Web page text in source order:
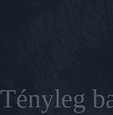
Tényleg